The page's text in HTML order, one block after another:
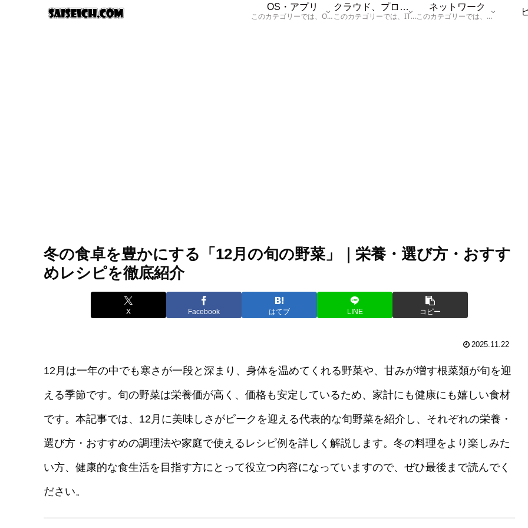
OS・アプリ
このカテゴリーでは、OSに関する情報を記載しています。
クラウド、プログラム
このカテゴリーでは、ITに関する基本的な情報として「ハードウェア、「サーバー」、「データベース、「ネットワーク」、「セキュリティ」、「プログラム」に関する情報を記載しています。
ネットワーク
このカテゴリーでは、「ネットワーク」に関する情報を記載しています。
冬の食卓を豊かにする「12月の旬の野菜」｜栄養・選び方・おすす
めレシピを徹底紹介
X Facebook はてブ LINE コピー
2025.11.22
12月は一年の中でも寒さが一段と深まり、身体を温めてくれる野菜や、甘みが増す根菜類が旬を迎
える季節です。旬の野菜は栄養価が高く、価格も安定しているため、家計にも健康にも嬉しい食材
です。本記事では、12月に美味しさがピークを迎える代表的な旬野菜を紹介し、それぞれの栄養・
選び方・おすすめの調理法や家庭で使えるレシピ例を詳しく解説します。冬の料理をより楽しみた
い方、健康的な食生活を目指す方にとって役立つ内容になっていますので、ぜひ最後まで読んでく
ださい。